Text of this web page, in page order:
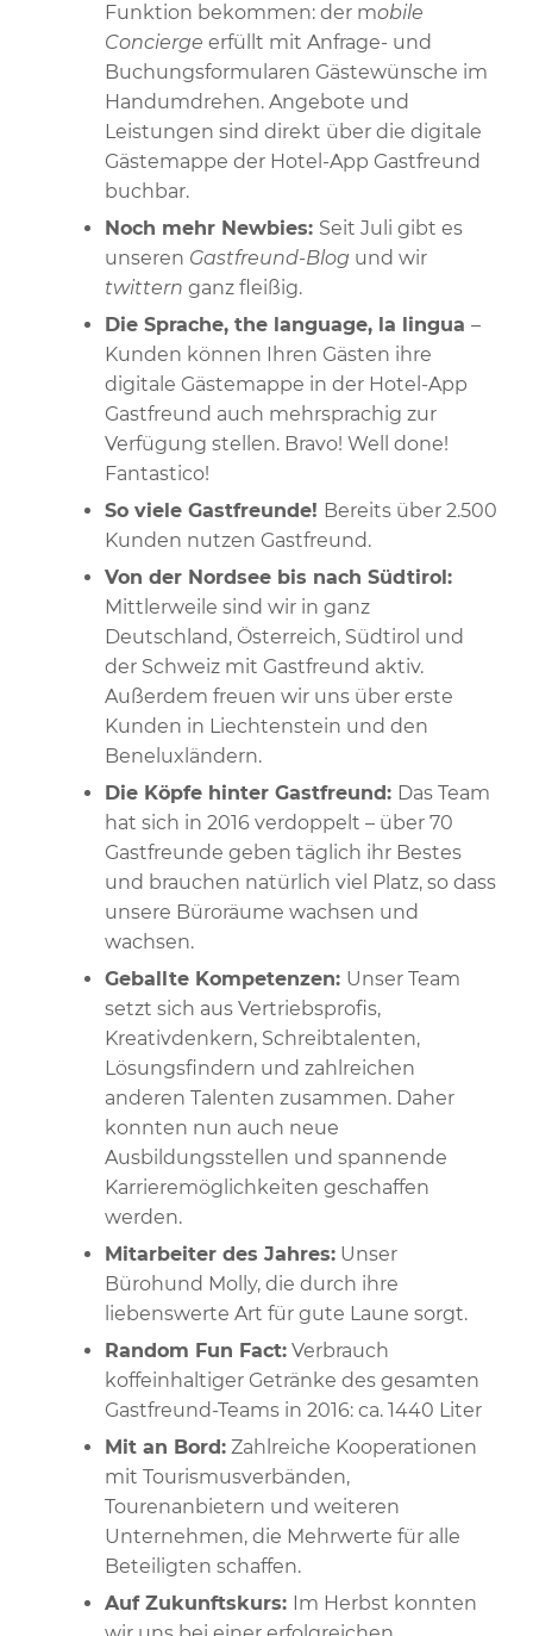
Funktion bekommen: der mobile
Concierge erfüllt mit Anfrage- und
Buchungsformularen Gästewünsche im
Handumdrehen. Angebote und
Leistungen sind direkt über die digitale
Gästemappe der Hotel-App Gastfreund
buchbar.
Noch mehr Newbies: Seit Juli gibt es
unseren Gastfreund-Blog und wir
twittern ganz fleißig.
Die Sprache, the language, la lingua –
Kunden können Ihren Gästen ihre
digitale Gästemappe in der Hotel-App
Gastfreund auch mehrsprachig zur
Verfügung stellen. Bravo! Well done!
Fantastico!
So viele Gastfreunde! Bereits über 2.500
Kunden nutzen Gastfreund.
Von der Nordsee bis nach Südtirol:
Mittlerweile sind wir in ganz
Deutschland, Österreich, Südtirol und
der Schweiz mit Gastfreund aktiv.
Außerdem freuen wir uns über erste
Kunden in Liechtenstein und den
Beneluxländern.
Die Köpfe hinter Gastfreund: Das Team
hat sich in 2016 verdoppelt – über 70
Gastfreunde geben täglich ihr Bestes
und brauchen natürlich viel Platz, so dass
unsere Büroräume wachsen und
wachsen.
Geballte Kompetenzen: Unser Team
setzt sich aus Vertriebsprofis,
Kreativdenkern, Schreibtalenten,
Lösungsfindern und zahlreichen
anderen Talenten zusammen. Daher
konnten nun auch neue
Ausbildungsstellen und spannende
Karrieremöglichkeiten geschaffen
werden.
Mitarbeiter des Jahres:Unser
Bürohund Molly, die durch ihre
liebenswerte Art für gute Laune sorgt.
Random Fun Fact:Verbrauch
koffeinhaltiger Getränke des gesamten
Gastfreund-Teams in 2016: ca. 1440 Liter
Mit an Bord:Zahlreiche Kooperationen
mit Tourismusverbänden,
Tourenanbietern und weiteren
Unternehmen, die Mehrwerte für alle
Beteiligten schaffen.
Auf Zukunftskurs: Im Herbst konnten